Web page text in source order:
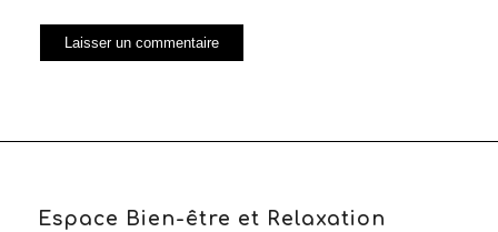
Espace Bien-être et Relaxation